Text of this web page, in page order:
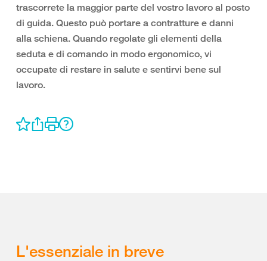
trascorrete la maggior parte del vostro lavoro al posto
di guida. Questo può portare a contratture e danni
alla schiena. Quando regolate gli elementi della
seduta e di comando in modo ergonomico, vi
occupate di restare in salute e sentirvi bene sul
lavoro.
L'essenziale in breve